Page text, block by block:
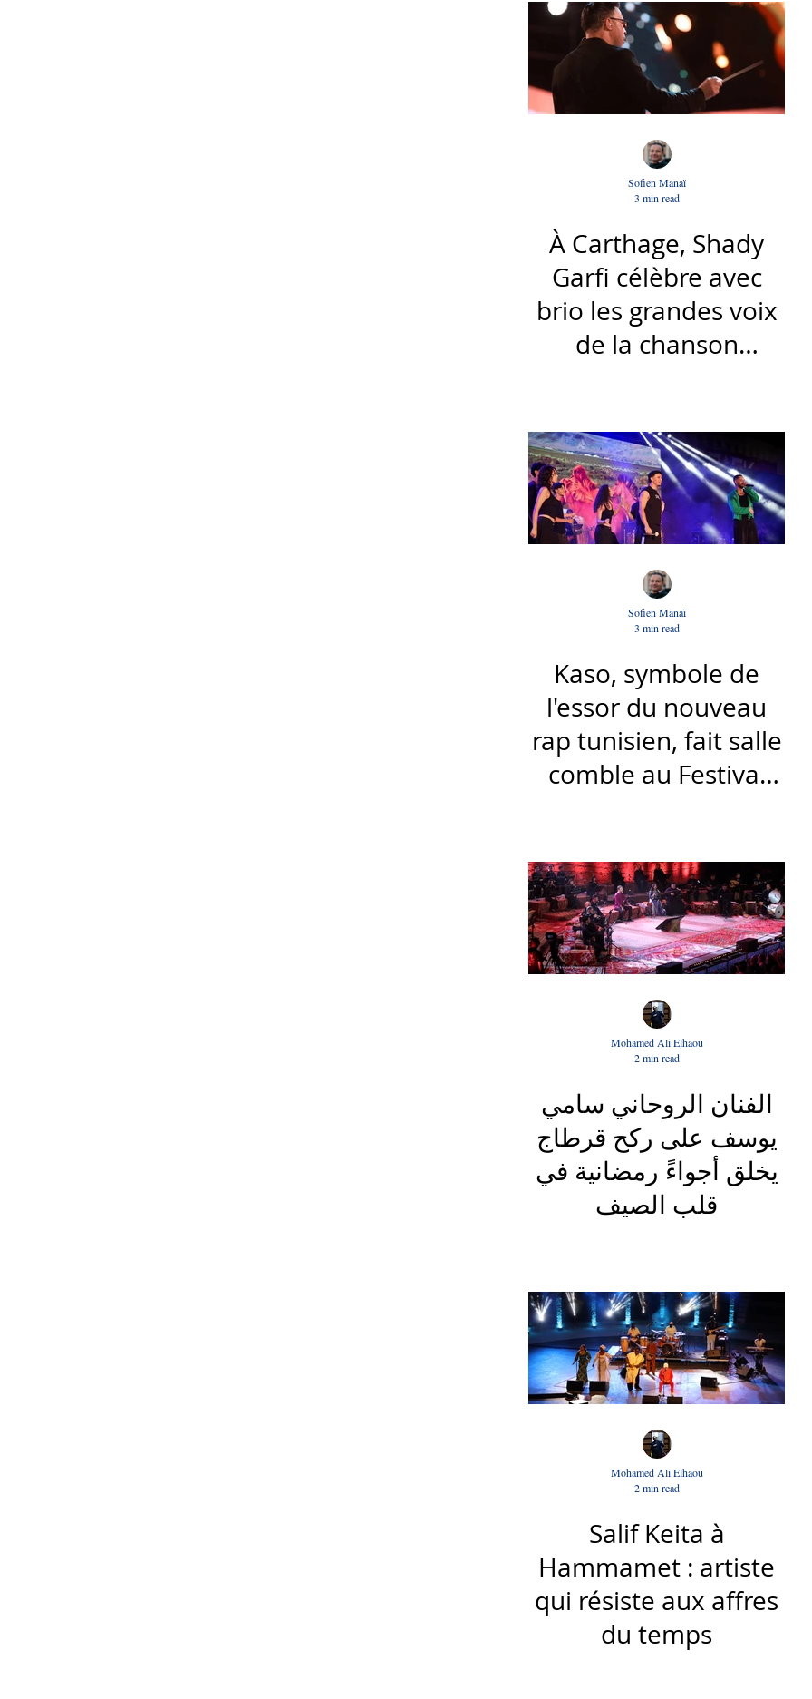
À Carthage, Shady
Garfi célèbre avec
brio les grandes voix
de la chanson
Sofien Manaï
3 min read
Kaso, symbole de
l'essor du nouveau
rap tunisien, fait salle
comble au Festival
Sofien Manaï
3 min read
الفنان الروحاني سامي
يوسف على ركح قرطاج
يخلق أجواءً رمضانية في
قلب الصيف
Mohamed Ali Elhaou
2 min read
Salif Keita à
Hammamet : artiste
qui résiste aux affres
du temps
Mohamed Ali Elhaou
2 min read